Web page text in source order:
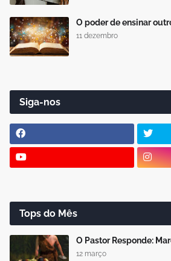
O poder de ensinar
11 dezembro
Siga-nos
Tops do Mês
O Pastor Responde:
12 março